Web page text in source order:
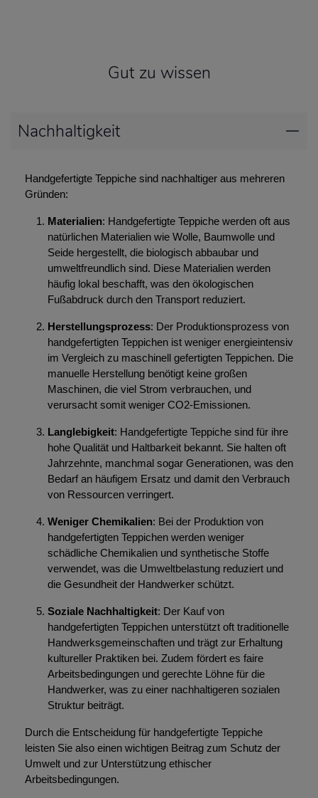
Gut zu wissen
Nachhaltigkeit
Handgefertigte Teppiche sind nachhaltiger aus mehreren
Gründen:
Materialien: Handgefertigte Teppiche werden oft aus
natürlichen Materialien wie Wolle, Baumwolle und
Seide hergestellt, die biologisch abbaubar und
umweltfreundlich sind. Diese Materialien werden
häufig lokal beschafft, was den ökologischen
Fußabdruck durch den Transport reduziert.
Herstellungsprozess: Der Produktionsprozess von
handgefertigten Teppichen ist weniger energieintensiv
im Vergleich zu maschinell gefertigten Teppichen. Die
manuelle Herstellung benötigt keine großen
Maschinen, die viel Strom verbrauchen, und
verursacht somit weniger CO2-Emissionen.
Langlebigkeit: Handgefertigte Teppiche sind für ihre
hohe Qualität und Haltbarkeit bekannt. Sie halten oft
Jahrzehnte, manchmal sogar Generationen, was den
Bedarf an häufigem Ersatz und damit den Verbrauch
von Ressourcen verringert.
Weniger Chemikalien: Bei der Produktion von
handgefertigten Teppichen werden weniger
schädliche Chemikalien und synthetische Stoffe
verwendet, was die Umweltbelastung reduziert und
die Gesundheit der Handwerker schützt.
Soziale Nachhaltigkeit: Der Kauf von
handgefertigten Teppichen unterstützt oft traditionelle
Handwerksgemeinschaften und trägt zur Erhaltung
kultureller Praktiken bei. Zudem fördert es faire
Arbeitsbedingungen und gerechte Löhne für die
Handwerker, was zu einer nachhaltigeren sozialen
Struktur beiträgt.
Durch die Entscheidung für handgefertigte Teppiche
leisten Sie also einen wichtigen Beitrag zum Schutz der
Umwelt und zur Unterstützung ethischer
Arbeitsbedingungen.